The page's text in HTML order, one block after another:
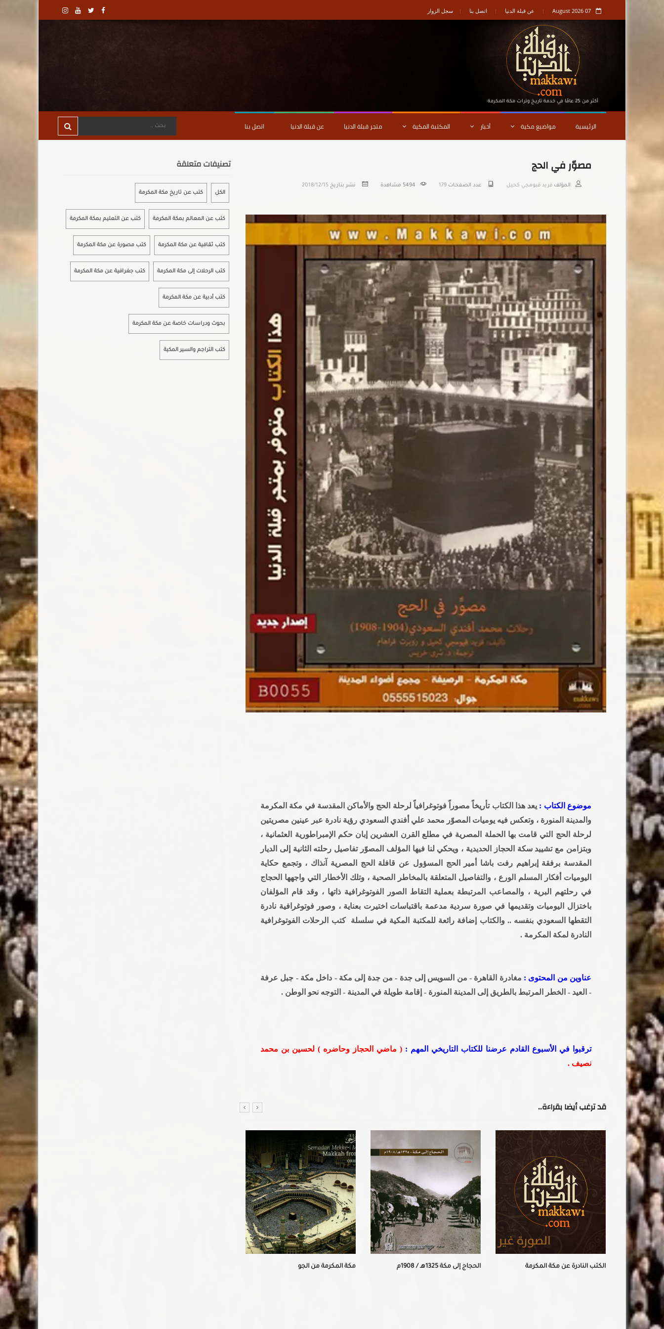
07 August 2026 عن قبلة الدنيا اتصل بنا سجل الزوار
أكثر من 25 عامًا في خدمة تاريـخ وتراث مكة المكرمة
الرئيسية مواضيع مكية أخبار المكتبة المكية متجر قبلة الدنيا عن قبلة الدنيا اتصل بنا
مصوّر في الحج
المؤلف فريد قيومجي كحيل عدد الصفحات 179
5494 مشاهدة نشر بتاريخ 2018/12/15
موضوع الكتاب : يعد هذا الكتاب تأريخاً مصوراً فوتوغرافياً لرحلة الحج والأماكن المقدسة في مكة المكرمة
والمدينة المنورة ، وتعكس فيه يوميات المصوّر محمد علي أفندي السعودي رؤية نادرة عبر عينين مصريتين
لرحلة الحج التي قامت بها الحملة المصرية في مطلع القرن العشرين إبان حكم الإمبراطورية العثمانية ،
وبتزامن مع تشييد سكة الحجاز الحديدية ، ويحكي لنا فيها المؤلف المصوّر تفاصيل رحلته الثانية إلى الديار
المقدسة برفقة إبراهيم رفت باشا أمير الحج المسؤول عن قافلة الحج المصرية آنذاك ، وتجمع حكاية
اليوميات أفكار المسلم الورع ، والتفاصيل المتعلقة بالمخاطر الصحية ، وتلك الأخطار التي واجهها الحجاج
في رحلتهم البرية ، والمصاعب المرتبطة بعملية التقاط الصور الفوتوغرافية ذاتها ، وقد قام المؤلفان
باختزال اليوميات وتقديمها في صورة سردية مدعمة باقتباسات اختيرت بعناية ، وصور فوتوغرافية نادرة
التقطها السعودي بنفسه .. والكتاب إضافة رائعة للمكتبة المكية في سلسلة كتب الرحلات الفوتوغرافية
النادرة لمكة المكرمة .
عناوين من المحتوى : مغادرة القاهرة - من السويس إلى جدة - من جدة إلى مكة - داخل مكة - جبل عرفة
- العيد - الخطر المرتبط بالطريق إلى المدينة المنورة - إقامة طويلة في المدينة - التوجه نحو الوطن .
ترقبوا في الأسبوع القادم عرضنا للكتاب التاريخي المهم : ( ماضي الحجاز وحاضره ) لحسين بن محمد
نصيف .
قد ترغب أيضا بقراءة..
مكة المكرمة من الجو الحجاج إلى مكة 1325هـ / 1908م الكتب النادرة عن مكة المكرمة الملوك من آل
تصنيفات متعلقة
الكل كتب عن تاريخ مكة المكرمة
كتب عن المعالم بمكة المكرمة كتب عن التعليم بمكة المكرمة
كتب ثقافية عن مكة المكرمة كتب مصورة عن مكة المكرمة
كتب الرحلات إلى مكة المكرمة كتب جغرافية عن مكة المكرمة
كتب أدبية عن مكة المكرمة
بحوث ودراسات خاصة عن مكة المكرمة
كتب التراجم والسير المكية